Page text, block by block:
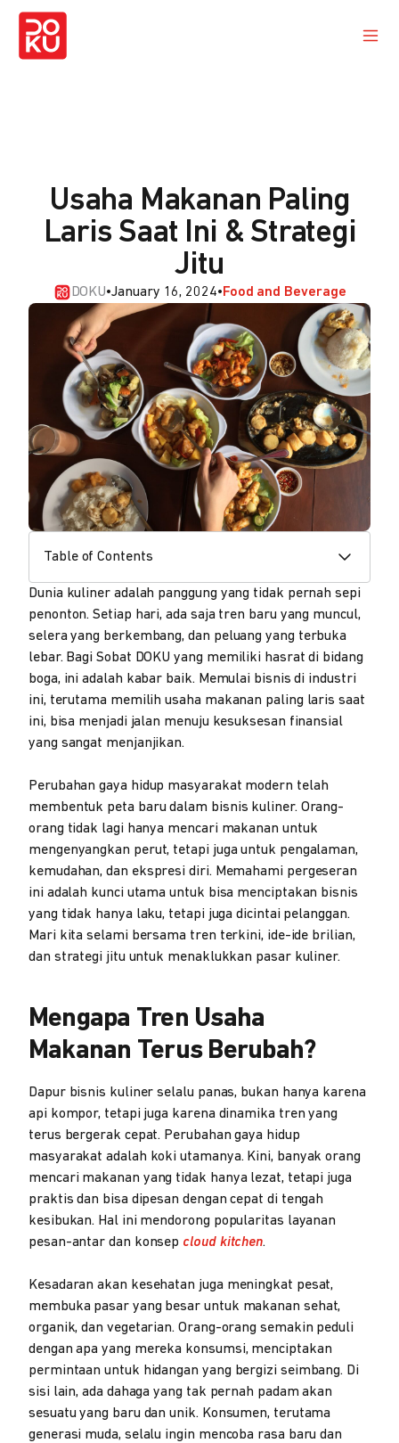
Usaha Makanan Paling
Laris Saat Ini & Strategi
Jitu
DOKU•January 16, 2024•Food and Beverage
Table of Contents
Dunia kuliner adalah panggung yang tidak pernah sepi
penonton. Setiap hari, ada saja tren baru yang muncul,
selera yang berkembang, dan peluang yang terbuka
lebar. Bagi Sobat DOKU yang memiliki hasrat di bidang
boga, ini adalah kabar baik. Memulai bisnis di industri
ini, terutama memilih usaha makanan paling laris saat
ini, bisa menjadi jalan menuju kesuksesan finansial
yang sangat menjanjikan.
Perubahan gaya hidup masyarakat modern telah
membentuk peta baru dalam bisnis kuliner. Orang-
orang tidak lagi hanya mencari makanan untuk
mengenyangkan perut, tetapi juga untuk pengalaman,
kemudahan, dan ekspresi diri. Memahami pergeseran
ini adalah kunci utama untuk bisa menciptakan bisnis
yang tidak hanya laku, tetapi juga dicintai pelanggan.
Mari kita selami bersama tren terkini, ide-ide brilian,
dan strategi jitu untuk menaklukkan pasar kuliner.
Mengapa Tren Usaha
Makanan Terus Berubah?
Dapur bisnis kuliner selalu panas, bukan hanya karena
api kompor, tetapi juga karena dinamika tren yang
terus bergerak cepat. Perubahan gaya hidup
masyarakat adalah koki utamanya. Kini, banyak orang
mencari makanan yang tidak hanya lezat, tetapi juga
praktis dan bisa dipesan dengan cepat di tengah
kesibukan. Hal ini mendorong popularitas layanan
pesan-antar dan konsep cloud kitchen.
Kesadaran akan kesehatan juga meningkat pesat,
membuka pasar yang besar untuk makanan sehat,
organik, dan vegetarian. Orang-orang semakin peduli
dengan apa yang mereka konsumsi, menciptakan
permintaan untuk hidangan yang bergizi seimbang. Di
sisi lain, ada dahaga yang tak pernah padam akan
sesuatu yang baru dan unik. Konsumen, terutama
generasi muda, selalu ingin mencoba rasa baru dan